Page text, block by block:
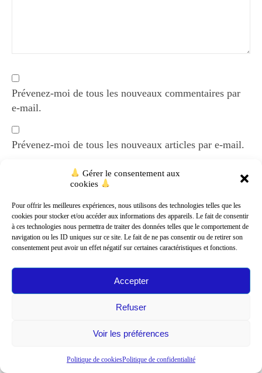
Gérer le consentement aux
cookies
Pour offrir les meilleures expériences, nous utilisons des technologies telles que les
cookies pour stocker et/ou accéder aux informations des appareils. Le fait de consentir
à ces technologies nous permettra de traiter des données telles que le comportement de
navigation ou les ID uniques sur ce site. Le fait de ne pas consentir ou de retirer son
consentement peut avoir un effet négatif sur certaines caractéristiques et fonctions.
Accepter
Refuser
Voir les préférences
Politique de cookiesPolitique de confidentialité
Prévenez-moi de tous les nouveaux commentaires par
e-mail.
Prévenez-moi de tous les nouveaux articles par e-mail.
Rechercher
Rechercher